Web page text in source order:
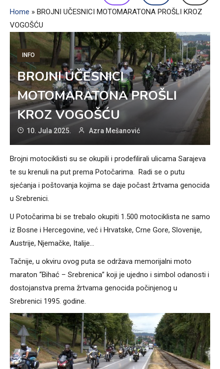
Home » BROJNI UČESNICI MOTOMARATONA PROŠLI KROZ
VOGOŠĆU
INFO
BROJNI UČESNICI
MOTOMARATONA PROŠLI
KROZ VOGOŠĆU
10. Jula 2025. Azra Mešanović
Brojni motociklisti su se okupili i prodefilirali ulicama Sarajeva
te su krenuli na put prema Potočarima. Radi se o putu
sjećanja i poštovanja kojima se daje počast žrtvama genocida
u Srebrenici.
U Potočarima bi se trebalo okupiti 1.500 motociklista ne samo
iz Bosne i Hercegovine, već i Hrvatske, Crne Gore, Slovenije,
Austrije, Njemačke, Italije…
Tačnije, u okviru ovog puta se održava memorijalni moto
maraton “Bihać – Srebrenica” koji je ujedno i simbol odanosti i
dostojanstva prema žrtvama genocida počinjenog u
Srebrenici 1995. godine.